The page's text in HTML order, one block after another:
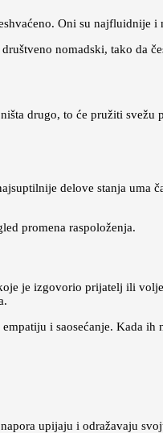
Oni su najfluidnije
nomadski, tako da
drugo, to će pružiti svežu
delove stanja uma
promena raspoloženja.
je izgovorio prijatelj ili
i saosećanje. Kada ih
upijaju i odražavaju